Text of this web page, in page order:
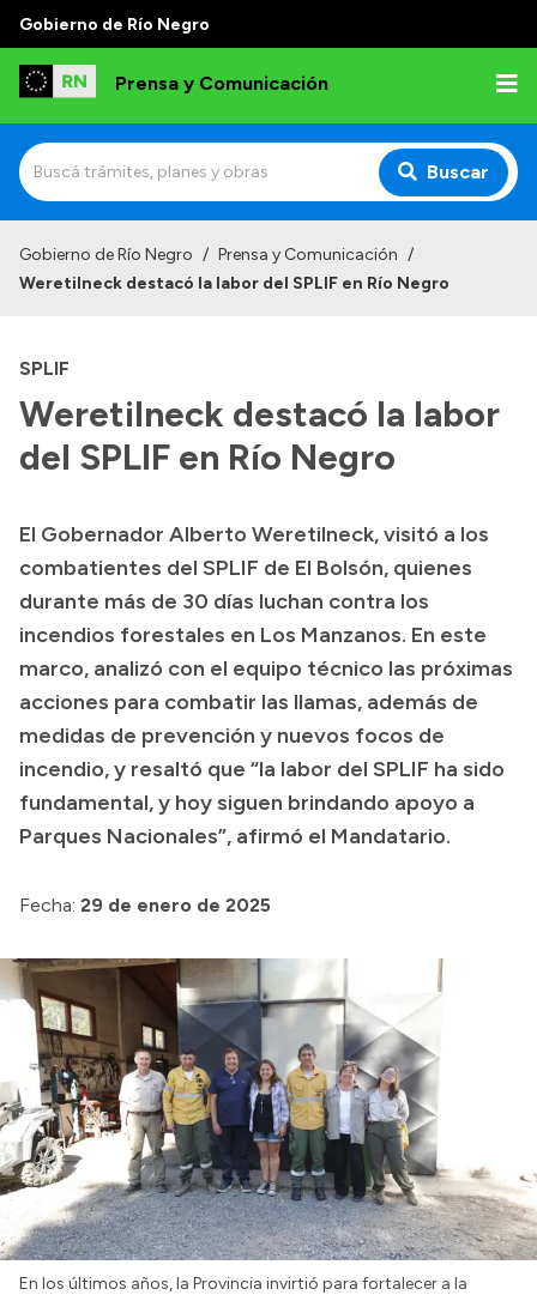
Gobierno de Río Negro
Prensa y Comunicación
Buscar
Archivo de noticias
Transparencia
Boletín Oficial
Compras y licitaciones
Consulta de expedientes
Consulta de pago a proveedores
Convocatorias
Intranet
Login
Gobierno de Río Negro / Prensa y Comunicación /
Weretilneck destacó la labor del SPLIF en Río Negro
SPLIF
Weretilneck destacó la labor
del SPLIF en Río Negro
El Gobernador Alberto Weretilneck, visitó a los
combatientes del SPLIF de El Bolsón, quienes
durante más de 30 días luchan contra los
incendios forestales en Los Manzanos. En este
marco, analizó con el equipo técnico las próximas
acciones para combatir las llamas, además de
medidas de prevención y nuevos focos de
incendio, y resaltó que “la labor del SPLIF ha sido
fundamental, y hoy siguen brindando apoyo a
Parques Nacionales”, afirmó el Mandatario.
Fecha: 29 de enero de 2025
En los últimos años, la Provincia invirtió para fortalecer a la